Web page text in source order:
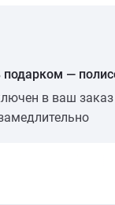
подарком —
в ваш заказ